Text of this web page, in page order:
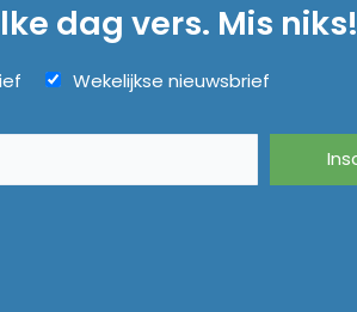
dag vers. Mis niks!
Wekelijkse nieuwsbrief